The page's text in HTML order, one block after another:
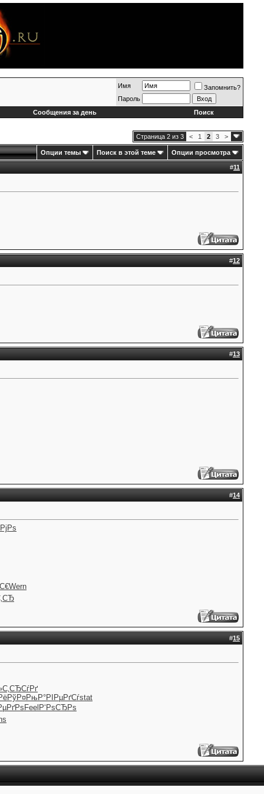
Имя
Запомнить?
Пароль
Сообщения за день Поиск
Страница 2 из 3 < 1 2 3 >
Опции темы Поиск в этой теме Опции просмотра
#11
#12
#13
#14
Wern
#15
С‚СЂСѓРґ
РўР¤РњР°РІРµРґСѓstat
Feel Р‘РѕСЂРѕ